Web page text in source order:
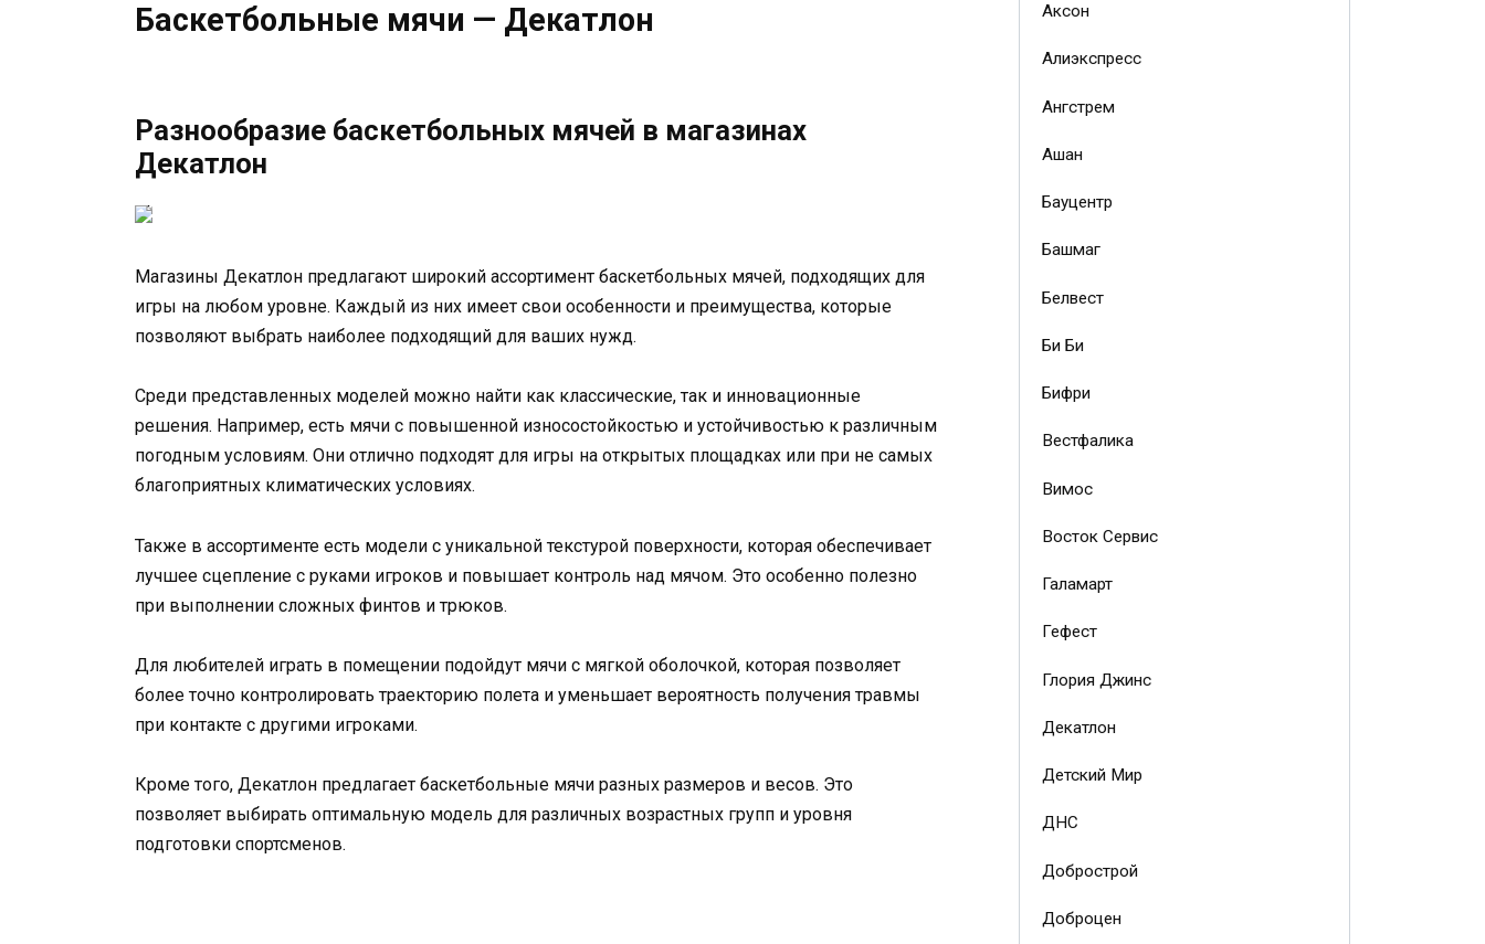
Баскетбольные мячи — Декатлон
Разнообразие баскетбольных мячей в магазинах
Декатлон
Магазины Декатлон предлагают широкий ассортимент баскетбольных мячей, подходящих для
игры на любом уровне. Каждый из них имеет свои особенности и преимущества, которые
позволяют выбрать наиболее подходящий для ваших нужд.
Среди представленных моделей можно найти как классические, так и инновационные
решения. Например, есть мячи с повышенной износостойкостью и устойчивостью к различным
погодным условиям. Они отлично подходят для игры на открытых площадках или при не самых
благоприятных климатических условиях.
Также в ассортименте есть модели с уникальной текстурой поверхности, которая обеспечивает
лучшее сцепление с руками игроков и повышает контроль над мячом. Это особенно полезно
при выполнении сложных финтов и трюков.
Для любителей играть в помещении подойдут мячи с мягкой оболочкой, которая позволяет
более точно контролировать траекторию полета и уменьшает вероятность получения травмы
при контакте с другими игроками.
Кроме того, Декатлон предлагает баскетбольные мячи разных размеров и весов. Это
позволяет выбирать оптимальную модель для различных возрастных групп и уровня
подготовки спортсменов.
Аксон
Алиэкспресс
Ангстрем
Ашан
Бауцентр
Башмаг
Белвест
Би Би
Бифри
Вестфалика
Вимос
Восток Сервис
Галамарт
Гефест
Глория Джинс
Декатлон
Детский Мир
ДНС
Добрострой
Доброцен